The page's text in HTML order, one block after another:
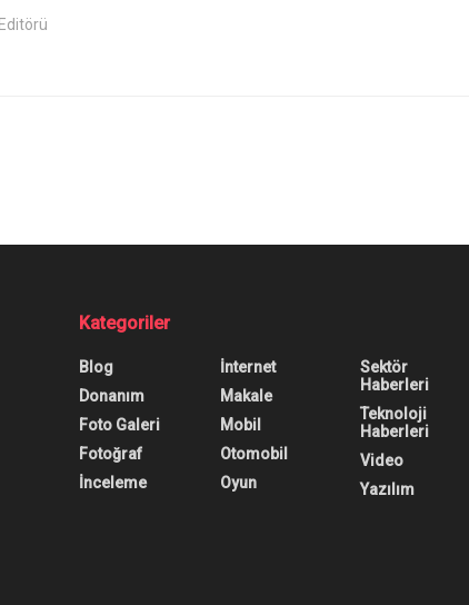
Kategoriler
Blog
Donanım
Foto Galeri
Fotoğraf
İnceleme
İnternet
Makale
Mobil
Otomobil
Oyun
Sektör
Haberleri
Teknoloji
Haberleri
Video
Yazılım